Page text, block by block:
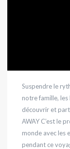
Suspendre le
notre famille, les
découvrir et
AWAY C’est le
monde avec les
pendant ce